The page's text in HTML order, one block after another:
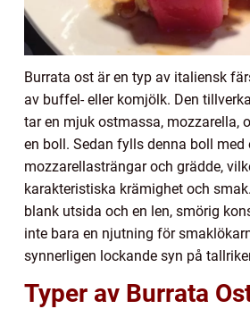
Burrata ost är en typ av italiensk
av buffel- eller komjölk. Den
tar en mjuk ostmassa, mozzarella,
en boll. Sedan fylls denna boll med
mozzarellasträngar och grädde,
karakteristiska krämighet och
blank utsida och en len, smörig
inte bara en njutning för
synnerligen lockande syn på
Typer av Burrata